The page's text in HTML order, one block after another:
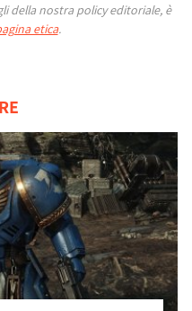
della nostra policy editoriale, è
etica.